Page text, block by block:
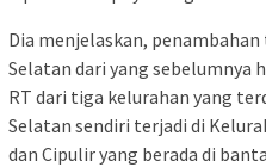
Dia menjelaskan,
Selatan dari yang sebelumnya
RT dari tiga kelurahan yang
Selatan sendiri terjadi di
dan Cipulir yang berada di